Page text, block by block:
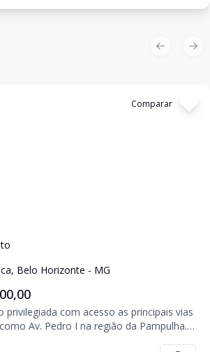
Comparar
Belo Horizonte - MG
privilegiada com acesso as principais vias
Pedro I na região da Pampulha.
Previous